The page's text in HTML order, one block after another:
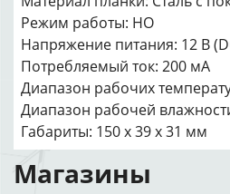
Режим работы: НО
Напряжение питания: 12 В
Потребляемый ток: 200 мА
Диапазон рабочих
Диапазон рабочей
Габариты: 150 х 39 х 31 мм
Магазины